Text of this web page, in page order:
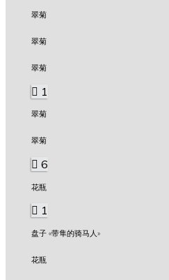
翠菊
翠菊
翠菊
1
翠菊
翠菊
6
花瓶
1
盘子 «带隼的骑马人»
花瓶